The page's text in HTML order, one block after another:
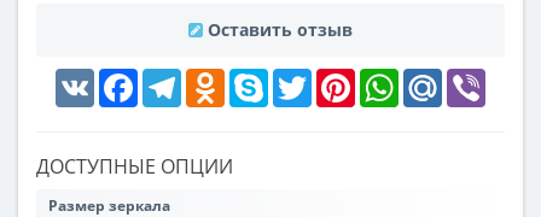
Оставить отзыв
VK FacebookTelegramOdnoklassniki
Skype Twitter PinterestWhatsAppMail.Ru
ДОСТУПНЫЕ ОПЦИИ
Размер зеркала